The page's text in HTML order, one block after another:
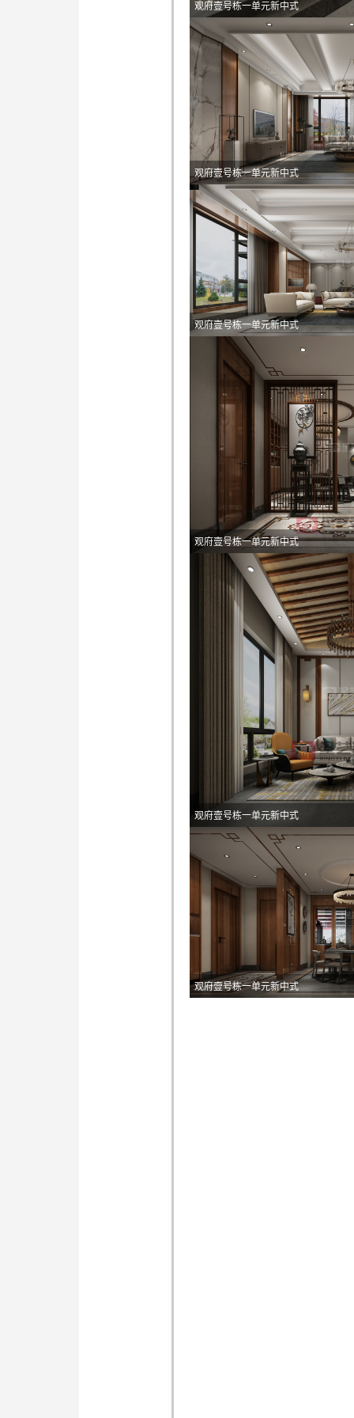
观府壹号栋一单元新中式
观府壹号栋一单元新中式
观府壹号栋一单元新中式
观府壹号栋一单元新中式
观府壹号栋一单元新中式
观府壹号栋一单元新中式